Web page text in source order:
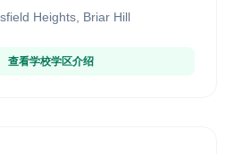
Heights, Briar Hill
查看学校学区介绍